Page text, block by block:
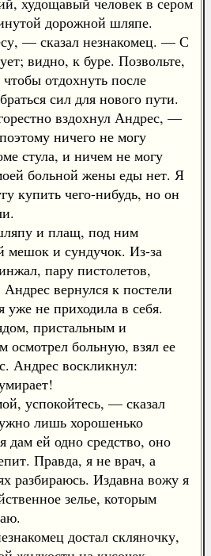
дорожной шляпе.
— сказал незнакомец. — С
видно, к буре. Позвольте,
отдохнуть после
сил для нового пути.
вздохнул Андрес, —
ничего не могу
стула, и ничем не могу
больной жены еды нет. Я
купить чего-нибудь, но он
и плащ, под ним
мешок и сундучок. Из-за
пару пистолетов,
вернулся к постели
не приходила в себя.
пристальным и
осмотрел больную, взял ее
Андрес воскликнул:
успокойтесь, — сказал
лишь хорошенько
дам ей одно средство, оно
Правда, я не врач, а
разбираюсь. Издавна вожу я
зелье, которым
достал скляночку,